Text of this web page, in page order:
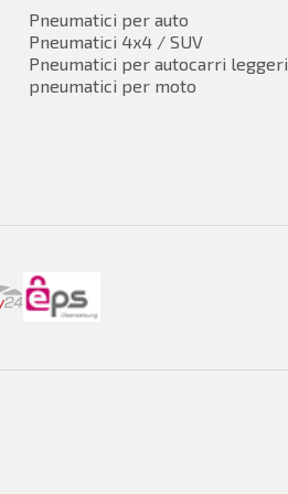
Pneumatici per auto
Pneumatici 4x4 / SUV
Pneumatici per autocarri leggeri
pneumatici per moto